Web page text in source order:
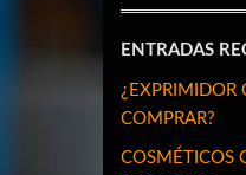
ENTRADAS
¿EXPRIMIDOR
COMPRAR?
COSMÉTICOS